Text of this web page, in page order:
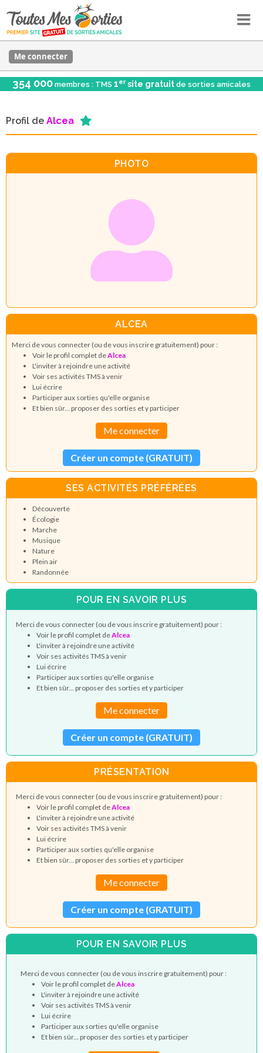
Me connecter
354 000 membres : TMS 1er site gratuit de sorties amicales
Profil de Alcea
PHOTO
ALCEA
Merci de vous connecter (ou de vous inscrire gratuitement) pour :
Voir le profil complet deAlcea
L'inviter à rejoindre une activité
Voir ses activités TMS à venir
Lui écrire
Participer aux sorties qu'elle organise
Et bien sûr... proposer des sorties et y participer
Me connecter
Créer un compte (GRATUIT)
SES ACTIVITÉS PRÉFÉRÉES
Découverte
Écologie
Marche
Musique
Nature
Plein air
Randonnée
POUR EN SAVOIR PLUS
Merci de vous connecter (ou de vous inscrire gratuitement) pour :
Voir le profil complet deAlcea
L'inviter à rejoindre une activité
Voir ses activités TMS à venir
Lui écrire
Participer aux sorties qu'elle organise
Et bien sûr... proposer des sorties et y participer
Me connecter
Créer un compte (GRATUIT)
PRÉSENTATION
Merci de vous connecter (ou de vous inscrire gratuitement) pour :
Voir le profil complet deAlcea
L'inviter à rejoindre une activité
Voir ses activités TMS à venir
Lui écrire
Participer aux sorties qu'elle organise
Et bien sûr... proposer des sorties et y participer
Me connecter
Créer un compte (GRATUIT)
POUR EN SAVOIR PLUS
Merci de vous connecter (ou de vous inscrire gratuitement) pour :
Voir le profil complet deAlcea
L'inviter à rejoindre une activité
Voir ses activités TMS à venir
Lui écrire
Participer aux sorties qu'elle organise
Et bien sûr... proposer des sorties et y participer